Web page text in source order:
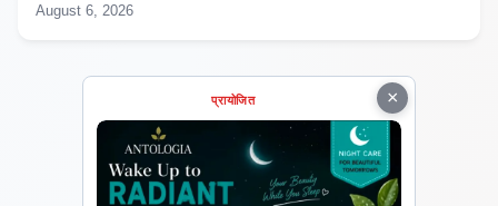
August 6, 2026
×
प्रायोजित